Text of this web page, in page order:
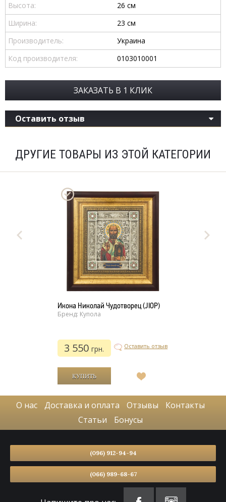
Высота:
26 см
Ширина:
23 см
Производитель:
Украина
Код производителя:
0103010001
ЗАКАЗАТЬ В 1 КЛИК
Оставить отзыв
ДРУГИЕ ТОВАРЫ ИЗ ЭТОЙ КАТЕГОРИИ
Икона Николай Чудотворец (JIOP)
Бренд: Купола
3 550грн. Оставить отзыв
желаний
О нас Доставка и оплата Отзывы
Контакты
Статьи
Бонусы
(096) 912-94-94
(066) 989-68-67